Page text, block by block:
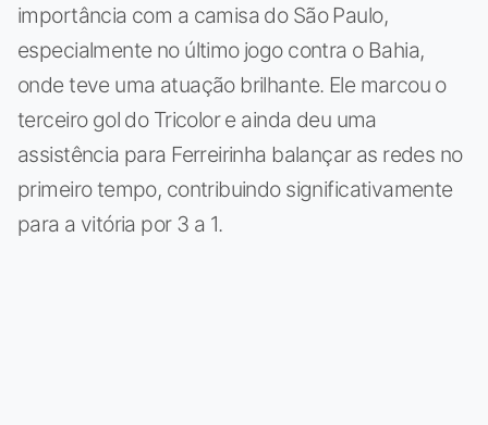
importância com a camisa do São Paulo,
especialmente no último jogo contra o Bahia,
onde teve uma atuação brilhante. Ele marcou o
terceiro gol do Tricolor e ainda deu uma
assistência para Ferreirinha balançar as redes no
primeiro tempo, contribuindo significativamente
para a vitória por 3 a 1.